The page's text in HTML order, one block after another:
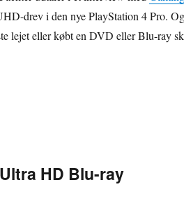
drev i den nye PlayStation 4 Pro.
lejet eller købt en DVD eller Blu-ray
HD Blu-ray